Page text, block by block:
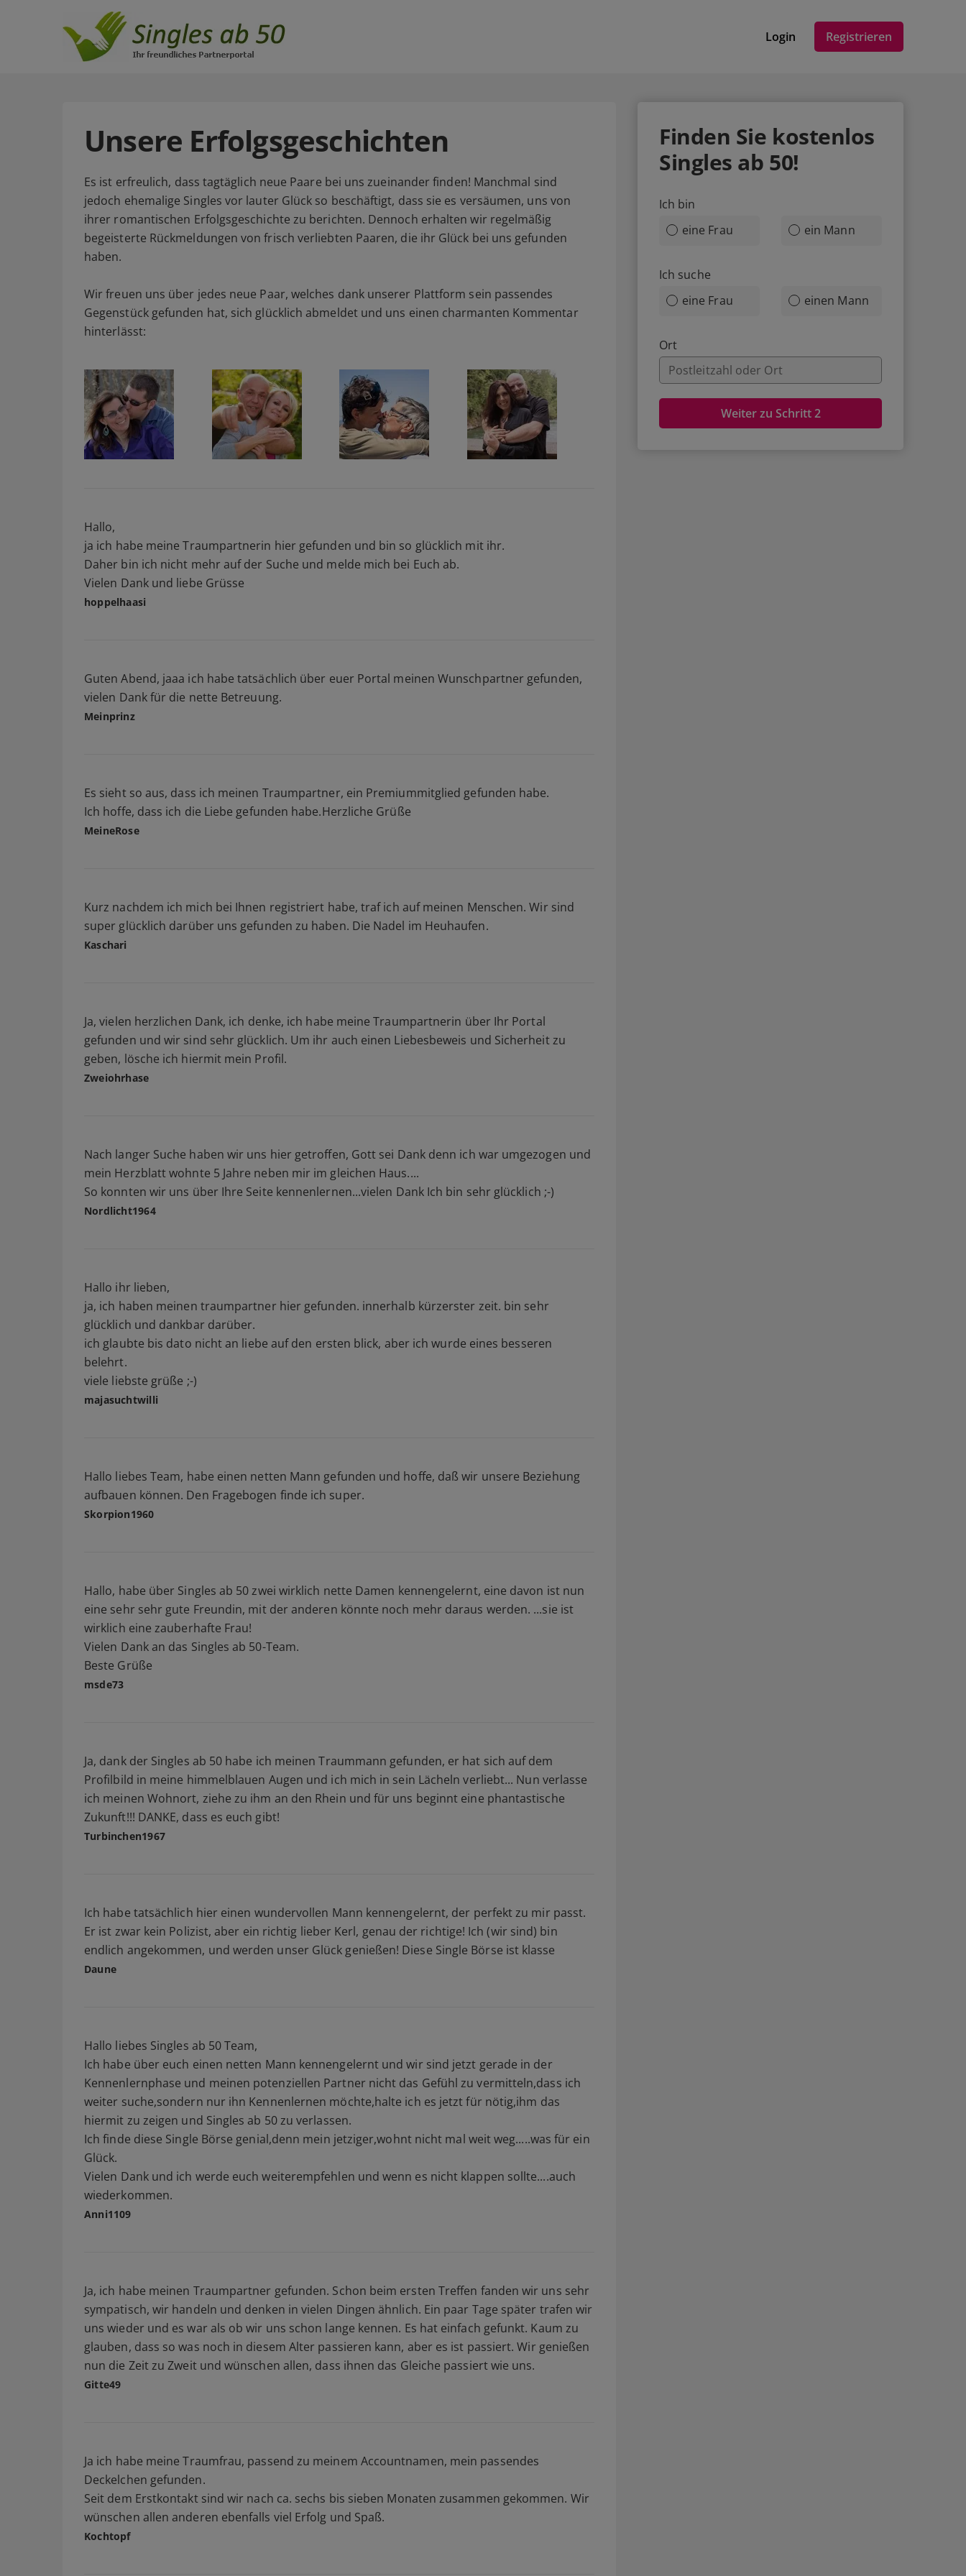
Login Registrieren
Unsere Erfolgsgeschichten
Es ist erfreulich, dass tagtäglich neue Paare bei uns zueinander finden! Manchmal sind
jedoch ehemalige Singles vor lauter Glück so beschäftigt, dass sie es versäumen, uns von
ihrer romantischen Erfolgsgeschichte zu berichten. Dennoch erhalten wir regelmäßig
begeisterte Rückmeldungen von frisch verliebten Paaren, die ihr Glück bei uns gefunden
haben.
Wir freuen uns über jedes neue Paar, welches dank unserer Plattform sein passendes
Gegenstück gefunden hat, sich glücklich abmeldet und uns einen charmanten Kommentar
hinterlässt:
Hallo,
ja ich habe meine Traumpartnerin hier gefunden und bin so glücklich mit ihr.
Daher bin ich nicht mehr auf der Suche und melde mich bei Euch ab.
Vielen Dank und liebe Grüsse
hoppelhaasi
Guten Abend, jaaa ich habe tatsächlich über euer Portal meinen Wunschpartner gefunden,
vielen Dank für die nette Betreuung.
Meinprinz
Es sieht so aus, dass ich meinen Traumpartner, ein Premiummitglied gefunden habe.
Ich hoffe, dass ich die Liebe gefunden habe.Herzliche Grüße
MeineRose
Kurz nachdem ich mich bei Ihnen registriert habe, traf ich auf meinen Menschen. Wir sind
super glücklich darüber uns gefunden zu haben. Die Nadel im Heuhaufen.
Kaschari
Ja, vielen herzlichen Dank, ich denke, ich habe meine Traumpartnerin über Ihr Portal
gefunden und wir sind sehr glücklich. Um ihr auch einen Liebesbeweis und Sicherheit zu
geben, lösche ich hiermit mein Profil.
Zweiohrhase
Nach langer Suche haben wir uns hier getroffen, Gott sei Dank denn ich war umgezogen und
mein Herzblatt wohnte 5 Jahre neben mir im gleichen Haus....
So konnten wir uns über Ihre Seite kennenlernen...vielen Dank Ich bin sehr glücklich ;-)
Nordlicht1964
Hallo ihr lieben,
ja, ich haben meinen traumpartner hier gefunden. innerhalb kürzerster zeit. bin sehr
glücklich und dankbar darüber.
ich glaubte bis dato nicht an liebe auf den ersten blick, aber ich wurde eines besseren
belehrt.
viele liebste grüße ;-)
majasuchtwilli
Hallo liebes Team, habe einen netten Mann gefunden und hoffe, daß wir unsere Beziehung
aufbauen können. Den Fragebogen finde ich super.
Skorpion1960
Hallo, habe über Singles ab 50 zwei wirklich nette Damen kennengelernt, eine davon ist nun
eine sehr sehr gute Freundin, mit der anderen könnte noch mehr daraus werden. ...sie ist
wirklich eine zauberhafte Frau!
Vielen Dank an das Singles ab 50-Team.
Beste Grüße
msde73
Ja, dank der Singles ab 50 habe ich meinen Traummann gefunden, er hat sich auf dem
Profilbild in meine himmelblauen Augen und ich mich in sein Lächeln verliebt... Nun verlasse
ich meinen Wohnort, ziehe zu ihm an den Rhein und für uns beginnt eine phantastische
Zukunft!!! DANKE, dass es euch gibt!
Turbinchen1967
Ich habe tatsächlich hier einen wundervollen Mann kennengelernt, der perfekt zu mir passt.
Er ist zwar kein Polizist, aber ein richtig lieber Kerl, genau der richtige! Ich (wir sind) bin
endlich angekommen, und werden unser Glück genießen! Diese Single Börse ist klasse
Daune
Hallo liebes Singles ab 50 Team,
Ich habe über euch einen netten Mann kennengelernt und wir sind jetzt gerade in der
Kennenlernphase und meinen potenziellen Partner nicht das Gefühl zu vermitteln,dass ich
weiter suche,sondern nur ihn Kennenlernen möchte,halte ich es jetzt für nötig,ihm das
hiermit zu zeigen und Singles ab 50 zu verlassen.
Ich finde diese Single Börse genial,denn mein jetziger,wohnt nicht mal weit weg.....was für ein
Glück.
Vielen Dank und ich werde euch weiterempfehlen und wenn es nicht klappen sollte....auch
wiederkommen.
Anni1109
Ja, ich habe meinen Traumpartner gefunden. Schon beim ersten Treffen fanden wir uns sehr
sympatisch, wir handeln und denken in vielen Dingen ähnlich. Ein paar Tage später trafen wir
uns wieder und es war als ob wir uns schon lange kennen. Es hat einfach gefunkt. Kaum zu
glauben, dass so was noch in diesem Alter passieren kann, aber es ist passiert. Wir genießen
nun die Zeit zu Zweit und wünschen allen, dass ihnen das Gleiche passiert wie uns.
Gitte49
Ja ich habe meine Traumfrau, passend zu meinem Accountnamen, mein passendes
Deckelchen gefunden.
Seit dem Erstkontakt sind wir nach ca. sechs bis sieben Monaten zusammen gekommen. Wir
wünschen allen anderen ebenfalls viel Erfolg und Spaß.
Kochtopf
Finden Sie kostenlos
Singles ab 50!
Ich bin
eine Frau
ein Mann
Ich suche
eine Frau
einen Mann
Ort
Weiter zu Schritt 2